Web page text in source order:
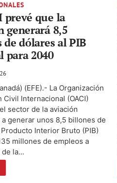
prevé que la
generará 8,5
dólares al PIB
para 2040
(EFE).- La Organización
Civil Internacional (OACI)
sector de la aviación
generar unos 8,5 billones de
Interior Bruto (PIB)
millones de empleos a
la...